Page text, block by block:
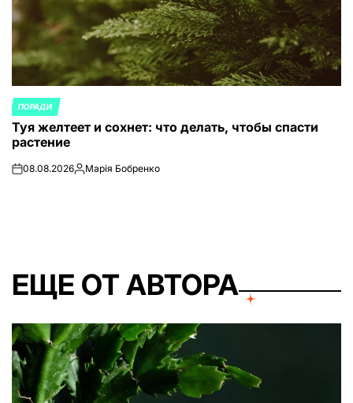
ОПУБЛИКОВАНО
В
ПОРАДИ
Туя желтеет и сохнет: что делать, чтобы спасти
растение
on08.08.2026Запись
Марія Бобренко
ЕЩЕ ОТ АВТОРА